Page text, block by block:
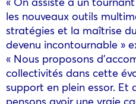
les nouveaux outils
stratégies et la maîtrise
devenu incontournable »
« Nous proposons
collectivités dans cette
support en plein essor. Et
pensons avoir une vraie